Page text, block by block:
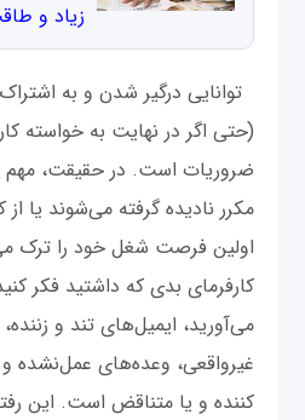
زیاد و
توانایی درگیر شدن و به
(حتی اگر در نهایت به خواسته
ضروریات است. در حقیقت، مهم
مکرر نادیده گرفته می‌شوند یا از
اولین فرصت شغل خود را ترک
کارفرمای بدی که داشتید فکر
می‌آورید، ایمیل‌های تند و
غیرواقعی، وعده‌های عمل‌نشده
کننده و یا متناقض است. این